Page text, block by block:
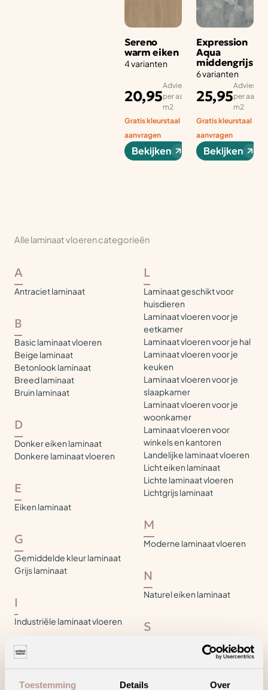
Toestemming Details Over
Sereno
warm eiken
4 varianten
20,95
Adviesprijs
per aantal
m2
Gratis kleurstaal
aanvragen
Bekijken
Expression
Aqua
middengrijs
6 varianten
25,95per aantal
m2
Gratis kleurstaal
aanvragen
Bekijken
Alle laminaat vloeren categorieën
A
Antraciet laminaat
B
Basic laminaat vloeren
Beige laminaat
Betonlook laminaat
Breed laminaat
Bruin laminaat
D
Donker eiken laminaat
Donkere laminaat vloeren
E
Eiken laminaat
G
Gemiddelde kleur laminaat
Grijs laminaat
I
Industriële laminaat vloeren
K
Klassieke laminaat vloeren
L
Laminaat geschikt voor
huisdieren
Laminaat vloeren voor je
eetkamer
Laminaat vloeren voor je hal
Laminaat vloeren voor je
keuken
Laminaat vloeren voor je
slaapkamer
Laminaat vloeren voor je
woonkamer
Laminaat vloeren voor
winkels en kantoren
Landelijke laminaat vloeren
Licht eiken laminaat
Lichte laminaat vloeren
Lichtgrijs laminaat
M
Moderne laminaat vloeren
N
Naturel eiken laminaat
S
Standaard laminaat tegels